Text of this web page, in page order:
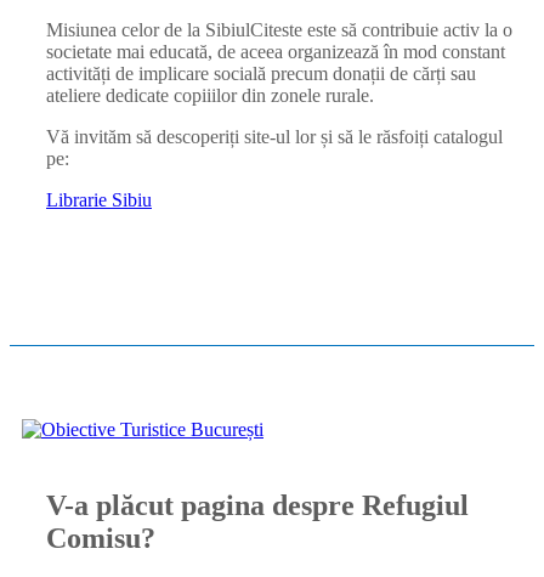
Misiunea celor de la SibiulCiteste este să contribuie activ la o
societate mai educată, de aceea organizează în mod constant
activități de implicare socială precum donații de cărți sau
ateliere dedicate copiiilor din zonele rurale.
Vă invităm să descoperiți site-ul lor și să le răsfoiți catalogul
pe:
Librarie Sibiu
V-a plăcut pagina despre Refugiul
Comisu?